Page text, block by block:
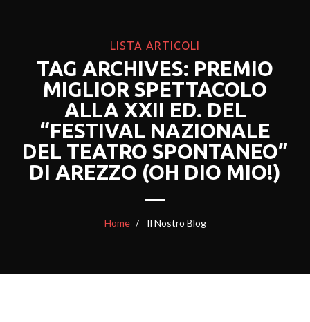
LISTA ARTICOLI
TAG ARCHIVES: PREMIO
MIGLIOR SPETTACOLO
ALLA XXII ED. DEL
“FESTIVAL NAZIONALE
DEL TEATRO SPONTANEO”
DI AREZZO (OH DIO MIO!)
Home Il Nostro Blog